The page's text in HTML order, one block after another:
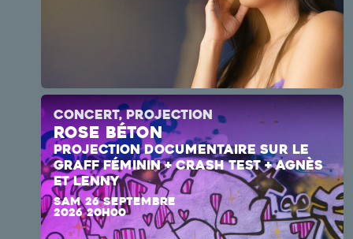
CONCERT, PROJECTION
Rose Béton
PROJECTION DOCUMENTAIRE SUR LE
GRAFF FÉMININ + CRASH TEST + AGNÈS
ET LENNY
SAM 26 SEPTEMBRE
2026 20H00